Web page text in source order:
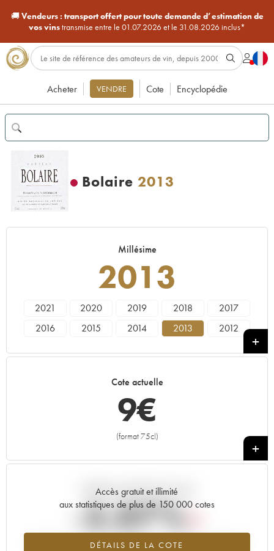
🚚Vendeurs : transport offert pour toute demande d’estimation de
vos vinstransmise entre le 01.07.2026 et le 31.08.2026 inclus*
Acheter VENDRE Cote Encyclopédie
Bolaire 2013
Millésime
2013
2021 2020 2019 2018
2017
2016
2015 2014 2013
2012
Cote actuelle
9€
(format 75cl)
+
Accès gratuit et illimité
aux statistiques de plus de 150 000 cotes
DÉTAILS DE LA COTE
Tendance actuelle de la cote
-5.07%
Tendance à la baisse du millésime 2013 en 2026 par rapport à